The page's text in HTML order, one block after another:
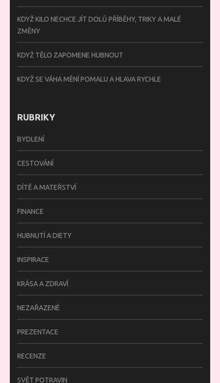
KDYŽ KILO NECHCE JÍT DOLŮ PŘÍBĚHY, TRIKY A MALÉ
ZMĚNY
KDYŽ TĚLO ZAPOMENE HUBNOUT
KDYŽ SE VÁHA MĚNÍ POMALU A HLAVA RYCHLE
RUBRIKY
BYDLENÍ
CESTOVÁNÍ
DÍTĚ A MATEŘSTVÍ
FINANCE
HUBNUTÍ A DIETY
INSPIRACE
KRÁSA A ZDRAVÍ
NEZAŘAZENÉ
PREZENTACE
RECENZE
SVĚT POTRAVIN